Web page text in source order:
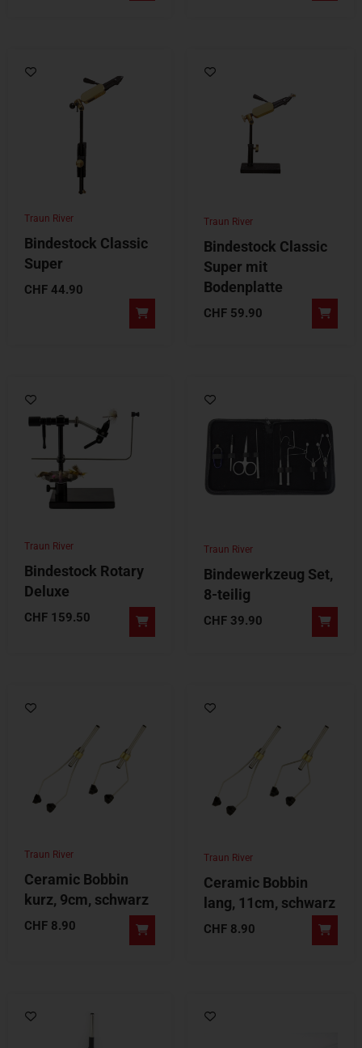
Traun River
Bindestock Classic
Super
CHF 44.90
Traun River
Bindestock Classic
Super mit
Bodenplatte
CHF 59.90
Traun River
Bindestock Rotary
Deluxe
CHF 159.50
Traun River
Bindewerkzeug Set,
8-teilig
CHF 39.90
Traun River
Ceramic Bobbin
kurz, 9cm, schwarz
CHF 8.90
Traun River
Ceramic Bobbin
lang, 11cm, schwarz
CHF 8.90